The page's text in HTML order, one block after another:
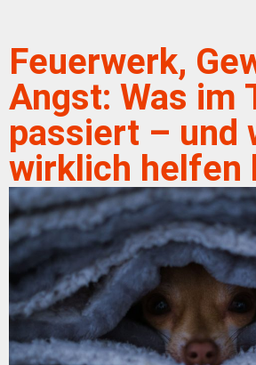
Feuerwerk,
Angst: Was im
passiert – und
wirklich helfen